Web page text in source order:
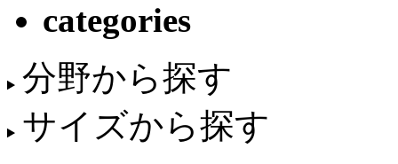
categories
分野から探す
サイズから探す